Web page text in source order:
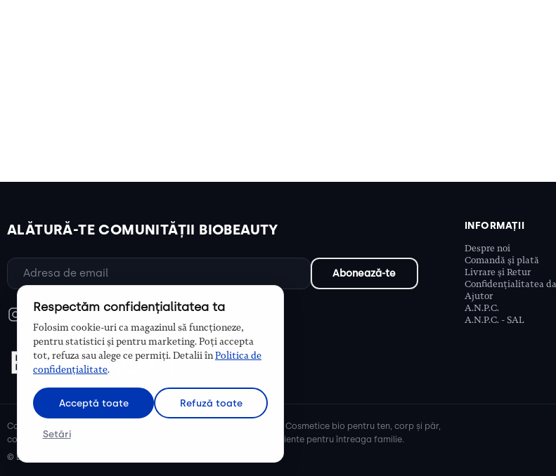
ALĂTURĂ-TE COMUNITĂȚII BIOBEAUTY INFORMAȚII
Despre noi
Comandă și plată
Livrare și Retur
Confidențialitatea
Ajutor
A.N.P.C.
A.N.P.C. - SAL
Cosmetice bio și naturale, ulei de argan, ulei de cocos, unt de shea. Cosmetice bio pentru ten, corp și păr,
cosmetice naturale pentru mămici și copii, cosmetice organice eficiente pentru întreaga familie.
© Biobeauty 2026. Toate drepturile rezervate.
Respectăm confidențialitatea ta
Folosim cookie-uri ca magazinul să funcționeze,
pentru statistici și pentru marketing. Poți accepta
tot, refuza sau alege ce permiți. Detalii înPolitica de
confidențialitate.
Acceptă toate Refuză toate
Setări